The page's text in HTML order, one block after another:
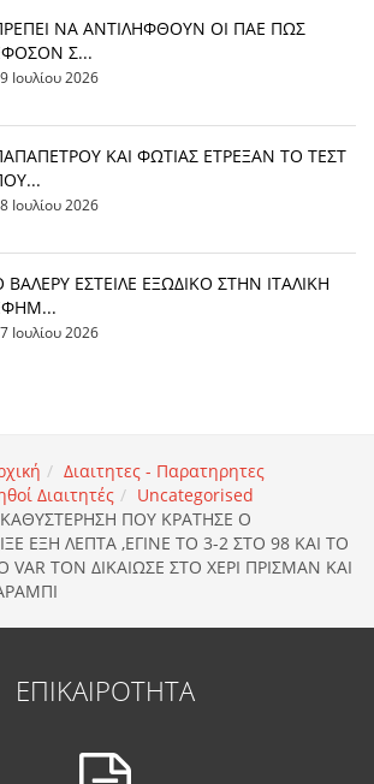
ΝΑ ΑΝΤΙΛΗΦΘΟΥΝ ΟΙ ΠΑΕ ΠΩΣ
Σ...
Ιουλίου 2026
ΚΑΙ ΦΩΤΙΑΣ ΕΤΡΕΞΑΝ ΤΟ ΤΕΣΤ
Ιουλίου 2026
ΒΑΛΕΡΥ ΕΣΤΕΙΛΕ ΕΞΩΔΙΚΟ ΣΤΗΝ ΙΤΑΛΙΚΗ
Ιουλίου 2026
Διαιτητες - Παρατηρητες
Διαιτητές
Uncategorised
ΠΟΥ ΚΡΑΤΗΣΕ Ο
ΕΞΗ ΛΕΠΤΑ ,ΕΓΙΝΕ ΤΟ 3-2 ΣΤΟ 98 ΚΑΙ ΤΟ
TON ΔΙΚΑΙΩΣΕ ΣΤΟ ΧΕΡΙ ΠΡΙΣΜΑΝ ΚΑΙ
ΕΠΙΚΑΙΡΟΤΗΤΑ